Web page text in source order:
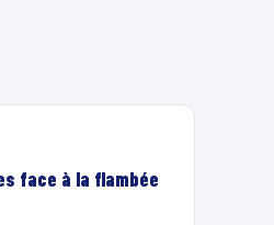
face à la flambée